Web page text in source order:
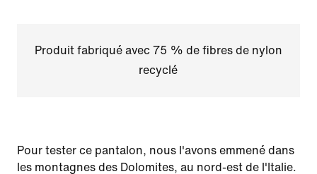
Produit fabriqué avec 75 % de fibres de nylon
recyclé
Pour tester ce pantalon, nous l'avons emmené dans
les montagnes des Dolomites, au nord-est de l'Italie.